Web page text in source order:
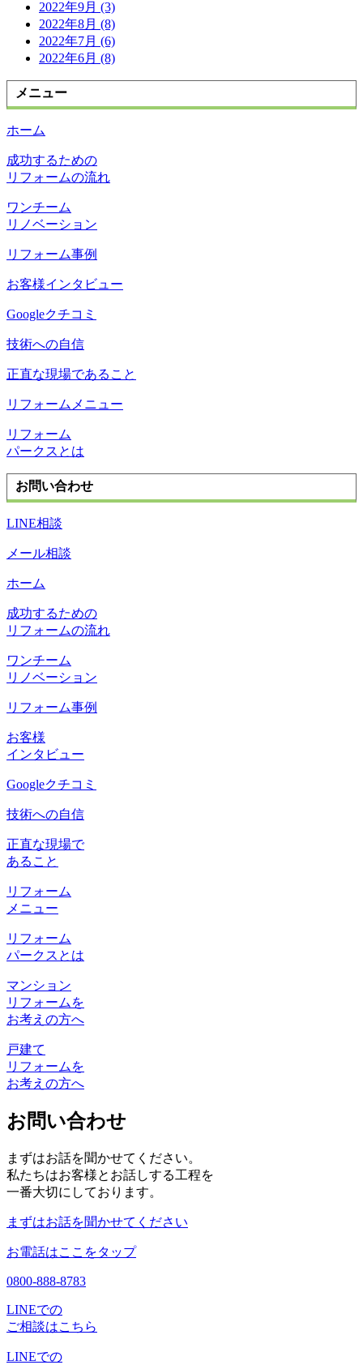
2022年9月 (3)
2022年8月 (8)
2022年7月 (6)
2022年6月 (8)
メニュー
ホーム
成功するための
リフォームの流れ
ワンチーム
リノベーション
リフォーム事例
お客様インタビュー
Googleクチコミ
技術への自信
正直な現場であること
リフォームメニュー
リフォーム
パークスとは
お問い合わせ
LINE相談
メール相談
ホーム
成功するための
リフォームの流れ
ワンチーム
リノベーション
リフォーム事例
お客様
インタビュー
Googleクチコミ
技術への自信
正直な現場で
あること
リフォーム
メニュー
リフォーム
パークスとは
マンション
リフォームを
お考えの方へ
戸建て
リフォームを
お考えの方へ
お問い合わせ
まずはお話を聞かせてください。
私たちはお客様とお話しする工程を
一番大切にしております。
まずはお話を聞かせてください
お電話はここをタップ
0800-888-8783
LINEでの
ご相談はこちら
LINEでの